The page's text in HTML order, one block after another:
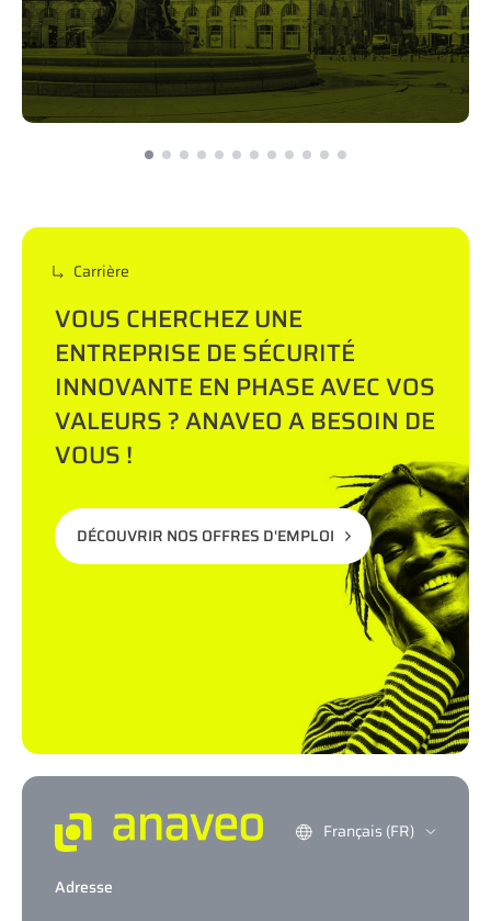
Carrière
VOUS CHERCHEZ UNE
ENTREPRISE DE SÉCURITÉ
INNOVANTE EN PHASE AVEC VOS
VALEURS ? ANAVEO A BESOIN DE
VOUS !
DÉCOUVRIR NOS OFFRES D'EMPLOI
Français (FR)
Adresse